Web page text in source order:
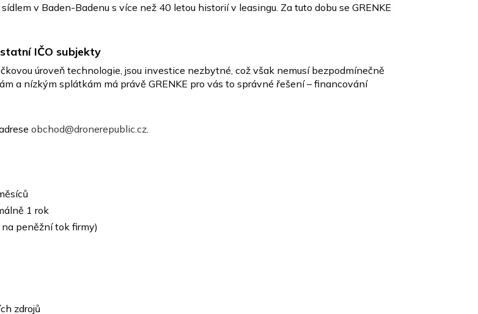
v Baden-Badenu s více než 40 letou historií v leasingu. Za tuto dobu se GRENKE
IČO subjekty
úroveň technologie, jsou investice nezbytné, což však nemusí bezpodmínečně
a nízkým splátkám má právě GRENKE pro vás to správné řešení – financování
obchod@dronerepublic.cz
1 rok
peněžní tok firmy)
zdrojů